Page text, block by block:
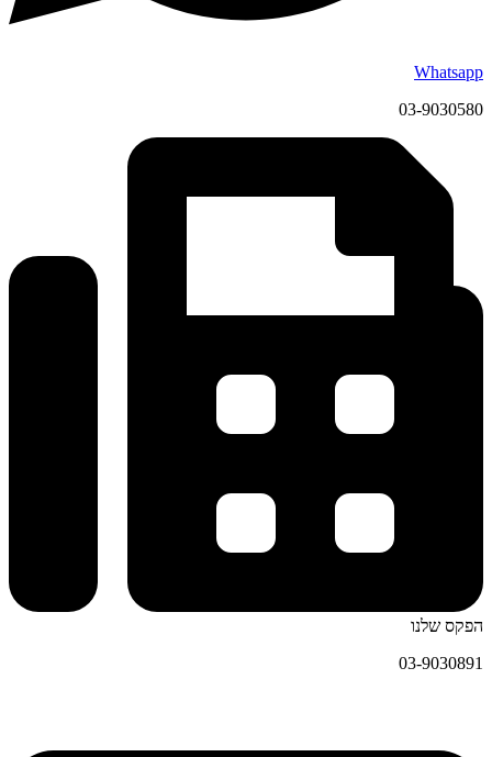
Whatsapp
03-9030580
הפקס שלנו
03-9030891